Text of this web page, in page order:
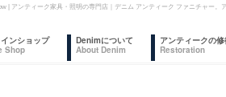
| アンティーク家具・照明の専門店｜デニム アンティーク ファニチャー
ンショップ
Shop
Denimについて
About Denim
アンティークの
Restoration